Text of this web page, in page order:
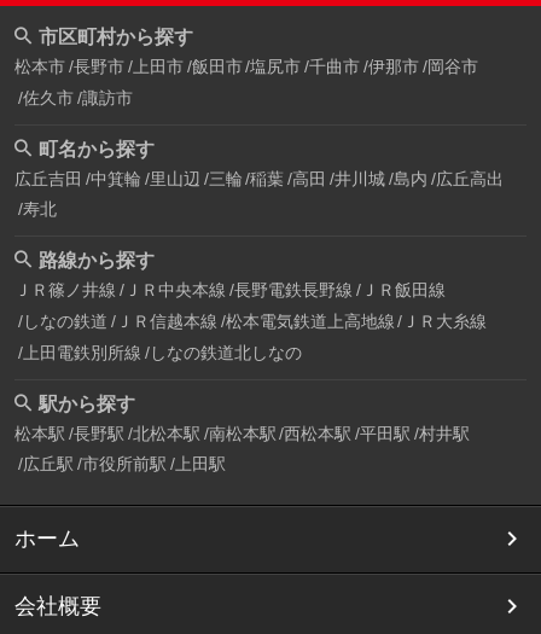
市区町村から探す
松本市 長野市 上田市 飯田市 塩尻市 千曲市 伊那市 岡谷市
佐久市 諏訪市
町名から探す
広丘吉田 中箕輪 里山辺 三輪 稲葉 高田 井川城 島内 広丘高出
寿北
路線から探す
ＪＲ篠ノ井線 ＪＲ中央本線 長野電鉄長野線 ＪＲ飯田線
しなの鉄道 ＪＲ信越本線 松本電気鉄道上高地線
ＪＲ大糸線
上田電鉄別所線 しなの鉄道北しなの
駅から探す
松本駅 長野駅 北松本駅 南松本駅 西松本駅 平田駅 村井駅
広丘駅 市役所前駅 上田駅
ホーム
会社概要